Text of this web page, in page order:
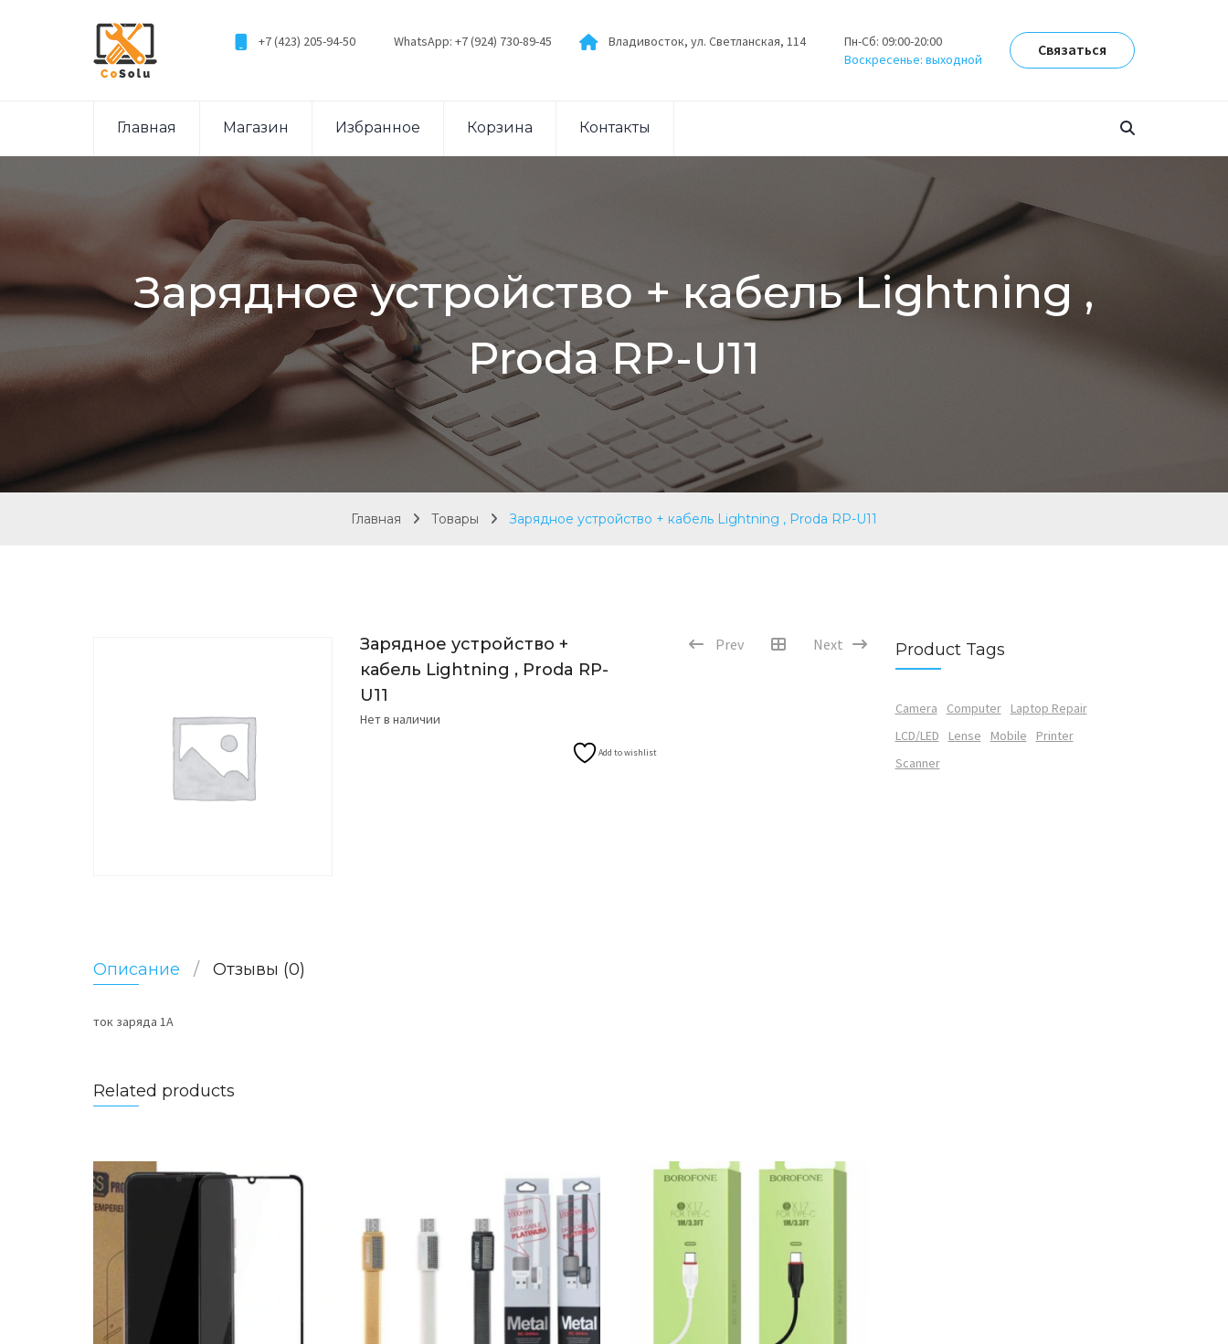
+7 (423) 205-94-50 WhatsApp: +7 (924) 730-89-45 Владивосток, ул. Светланская, 114
Пн-Сб: 09:00-20:00
Воскресенье: выходной
Связаться
Главная Магазин Избранное Корзина Контакты
Зарядное устройство + кабель Lightning ,
Proda RP-U11
Главная Товары Зарядное устройство + кабель Lightning , Proda RP-U11
Prev Next
Зарядное устройство +
кабель Lightning , Proda RP-
U11
Нет в наличии
Add to wishlist
Описание Отзывы (0)
ток заряда 1А
Related products
Product Tags
Camera Computer
Laptop Repair
LCD/LED
Lense Mobile
Printer
Scanner